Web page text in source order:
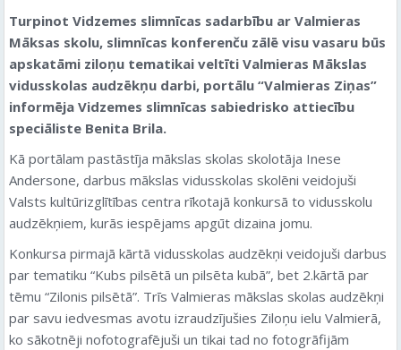
Turpinot Vidzemes slimnīcas sadarbību ar Valmieras
Māksas skolu, slimnīcas konferenču zālē visu vasaru būs
apskatāmi ziloņu tematikai veltīti Valmieras Mākslas
vidusskolas audzēkņu darbi, portālu “Valmieras Ziņas”
informēja Vidzemes slimnīcas sabiedrisko attiecību
speciāliste Benita Brila.
Kā portālam pastāstīja mākslas skolas skolotāja Inese
Andersone, darbus mākslas vidusskolas skolēni veidojuši
Valsts kultūrizglītības centra rīkotajā konkursā to vidusskolu
audzēkņiem, kurās iespējams apgūt dizaina jomu.
Konkursa pirmajā kārtā vidusskolas audzēkņi veidojuši darbus
par tematiku “Kubs pilsētā un pilsēta kubā”, bet 2.kārtā par
tēmu “Zilonis pilsētā”. Trīs Valmieras mākslas skolas audzēkņi
par savu iedvesmas avotu izraudzījušies Ziloņu ielu Valmierā,
ko sākotnēji nofotografējuši un tikai tad no fotogrāfijām